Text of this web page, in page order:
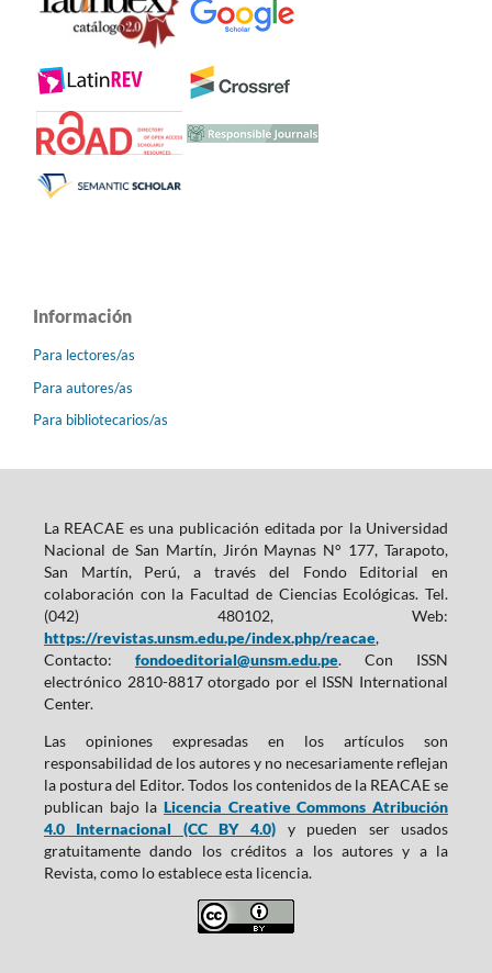
Información
Para lectores/as
Para autores/as
Para bibliotecarios/as
La REACAE es una publicación editada por la Universidad
Nacional de San Martín, Jirón Maynas N° 177, Tarapoto,
San Martín, Perú, a través del Fondo Editorial en
colaboración con la Facultad de Ciencias Ecológicas. Tel.
(042) 480102, Web:
https://revistas.unsm.edu.pe/index.php/reacae,
Contacto: fondoeditorial@unsm.edu.pe. Con ISSN
electrónico 2810-8817 otorgado por el ISSN International
Center.
Las opiniones expresadas en los artículos son
responsabilidad de los autores y no necesariamente reflejan
la postura del Editor. Todos los contenidos de la REACAE se
publican bajo la Licencia Creative Commons Atribución
4.0 Internacional (CC BY 4.0) y pueden ser usados
gratuitamente dando los créditos a los autores y a la
Revista, como lo establece esta licencia.